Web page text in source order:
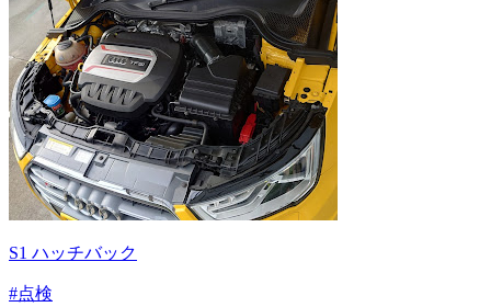
S1 ハッチバック
#点検